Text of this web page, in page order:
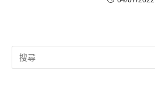
Search
for: